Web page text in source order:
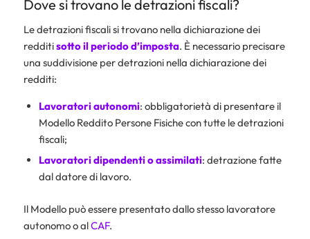
Dove si trovano le detrazioni fiscali?
Le detrazioni fiscali si trovano nella dichiarazione dei
redditisotto il periodo d’imposta. È necessario precisare
una suddivisione per detrazioni nella dichiarazione dei
redditi:
Lavoratori autonomi: obbligatorietà di presentare il
Modello Reddito Persone Fisiche con tutte le detrazioni
fiscali;
Lavoratori dipendenti o assimilati: detrazione fatte
dal datore di lavoro.
Il Modello può essere presentato dallo stesso lavoratore
autonomo o alCAF.